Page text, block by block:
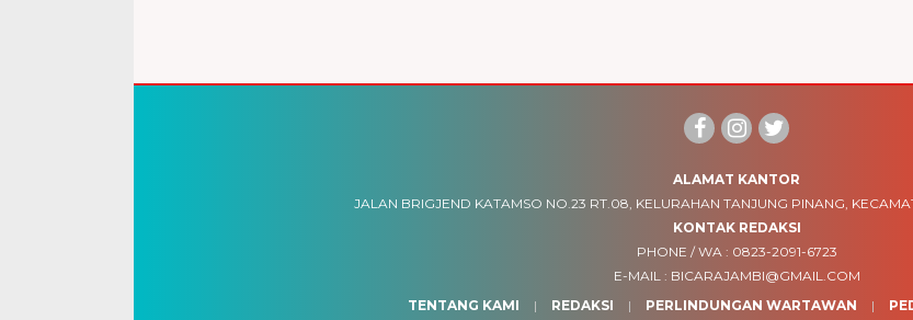
ALAMAT KANTOR
JALAN BRIGJEND KATAMSO NO.23 RT.08, KELURAHAN TANJUNG PINANG,
KONTAK REDAKSI
PHONE / WA : 0823-2091-6723
E-MAIL : BICARAJAMBI@GMAIL.COM
TENTANG KAMI
REDAKSI PERLINDUNGAN WARTAWAN